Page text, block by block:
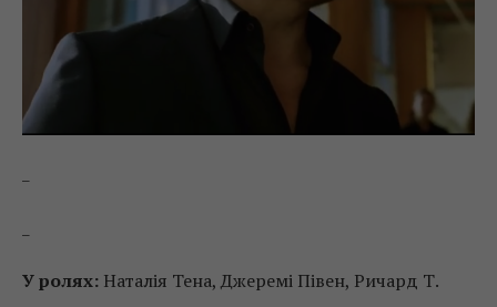
У ролях: Наталія Тена, Джеремі Півен, Ричард Т.